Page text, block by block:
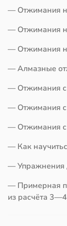
20:59
— Отжимания
— Отжимания
— Отжимания
— Алмазные
— Отжимания с
— Отжимания
— Отжимания
— Как
— Упражнения
— Примерная
из расчёта